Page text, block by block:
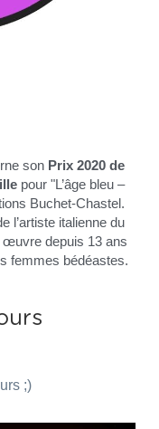
son Prix 2020 de
pour "L’âge bleu –
Buchet-Chastel.
l’artiste italienne du
depuis 13 ans
femmes bédéastes.
;)